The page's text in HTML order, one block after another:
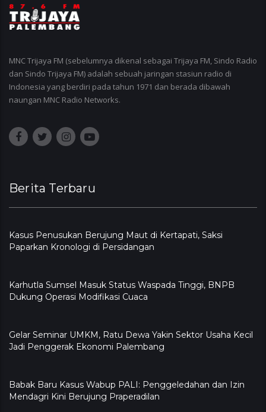
MNC Trijaya FM (sebelumnya dikenal sebagai Trijaya FM, Sindo Radio
dan Sindo Trijaya FM) adalah sebuah jaringan stasiun radio di
Indonesia yang berdiri pada tahun 1971 dan berada dibawah
naungan MNC Radio Networks.
Berita Terbaru
Kasus Penusukan Berujung Maut di Kertapati, Saksi
Paparkan Kronologi di Persidangan
Karhutla Sumsel Masuk Status Waspada Tinggi, BNPB
Dukung Operasi Modifikasi Cuaca
Gelar Seminar UMKM, Ratu Dewa Yakin Sektor Usaha Kecil
Jadi Penggerak Ekonomi Palembang
Babak Baru Kasus Wabup PALI: Penggeledahan dan Izin
Mendagri Kini Berujung Praperadilan